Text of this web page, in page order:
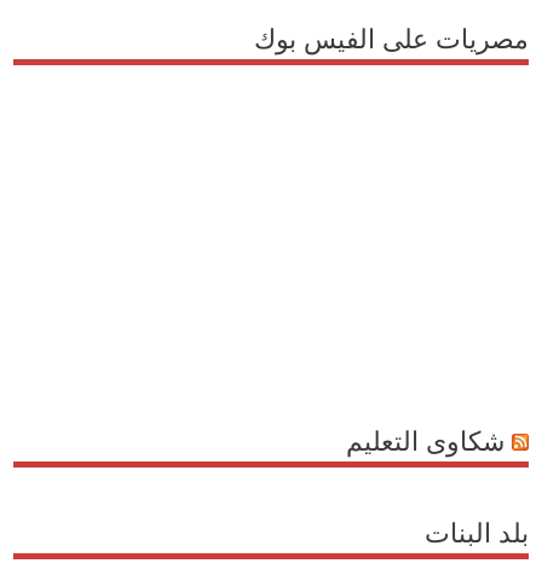
مصريات على الفيس بوك
شكاوى التعليم
بلد البنات